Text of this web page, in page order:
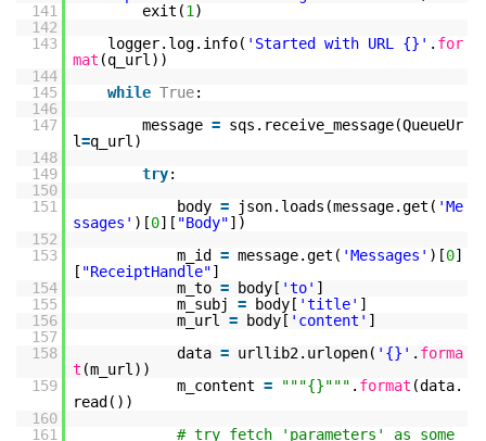
141
exit(1)
142
143
logger.log.info( 'Started with URL {}' . for
mat (q_url))
144
145
while True:
146
147
message = sqs.receive_message(QueueUr
l=q_url)
148
149
try:
150
151
body = json.loads(message.get( 'Me
ssages' )[0][ "Body"])
152
153
m_id = message.get( 'Messages' )[0]
[ "ReceiptHandle"]
154
m_to = body[ 'to' ]
155
m_subj = body[ 'title' ]
156
m_url = body[ 'content' ]
157
158
data = urllib2.urlopen( '{}' . forma
t (m_url))
159
m_content = """{}""" . format (data.
read())
160
161
# try fetch 'parameters' as some